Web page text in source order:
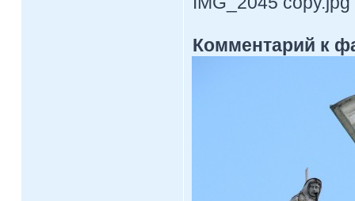
Комментарий к